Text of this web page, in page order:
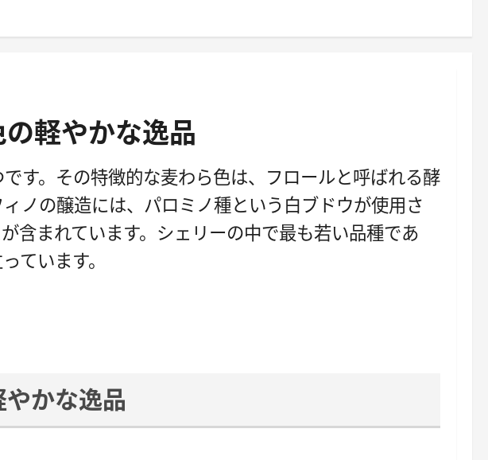
軽やかな逸品
す。その特徴的な麦わら色は、フロールと呼ばれる酵
ノの醸造には、パロミノ種という白ブドウが使用さ
含まれています。シェリーの中で最も若い品種であ
ています。
かな逸品